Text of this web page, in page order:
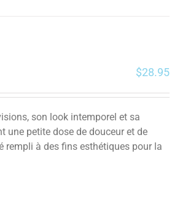
$28.95
son look intemporel et sa
une petite dose de douceur et de
rempli à des fins esthétiques pour la